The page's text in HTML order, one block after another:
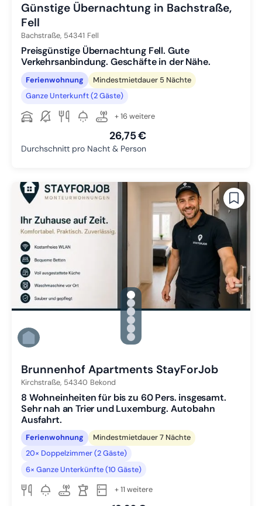
Günstige Übernachtung in Bachstraße,
Fell
Bachstraße, 54341 Fell
Preisgünstige Übernachtung Fell. Gute
Verkehrsanbindung. Geschäfte in der Nähe.
Ferienwohnung
Mindestmietdauer 5 Nächte
Ganze Unterkunft (2 Gäste)
+ 16 weitere
26,75 €
Durchschnitt pro Nacht & Person
gallery.slide_selector
Zu Slide 1 wechseln
Zu Slide 2 wechseln
Zu Slide 3 wechseln
Zu Slide 4 wechseln
Zu Slide 5 wechseln
Zu Slide 6 wechseln
Brunnenhof Apartments StayForJob
Kirchstraße, 54340 Bekond
8 Wohneinheiten für bis zu 60 Pers. insgesamt.
Sehr nah an Trier und Luxemburg. Autobahn
Ausfahrt.
Ferienwohnung
Mindestmietdauer 7 Nächte
20× Doppelzimmer (2 Gäste)
6× Ganze Unterkünfte (10 Gäste)
+ 11 weitere